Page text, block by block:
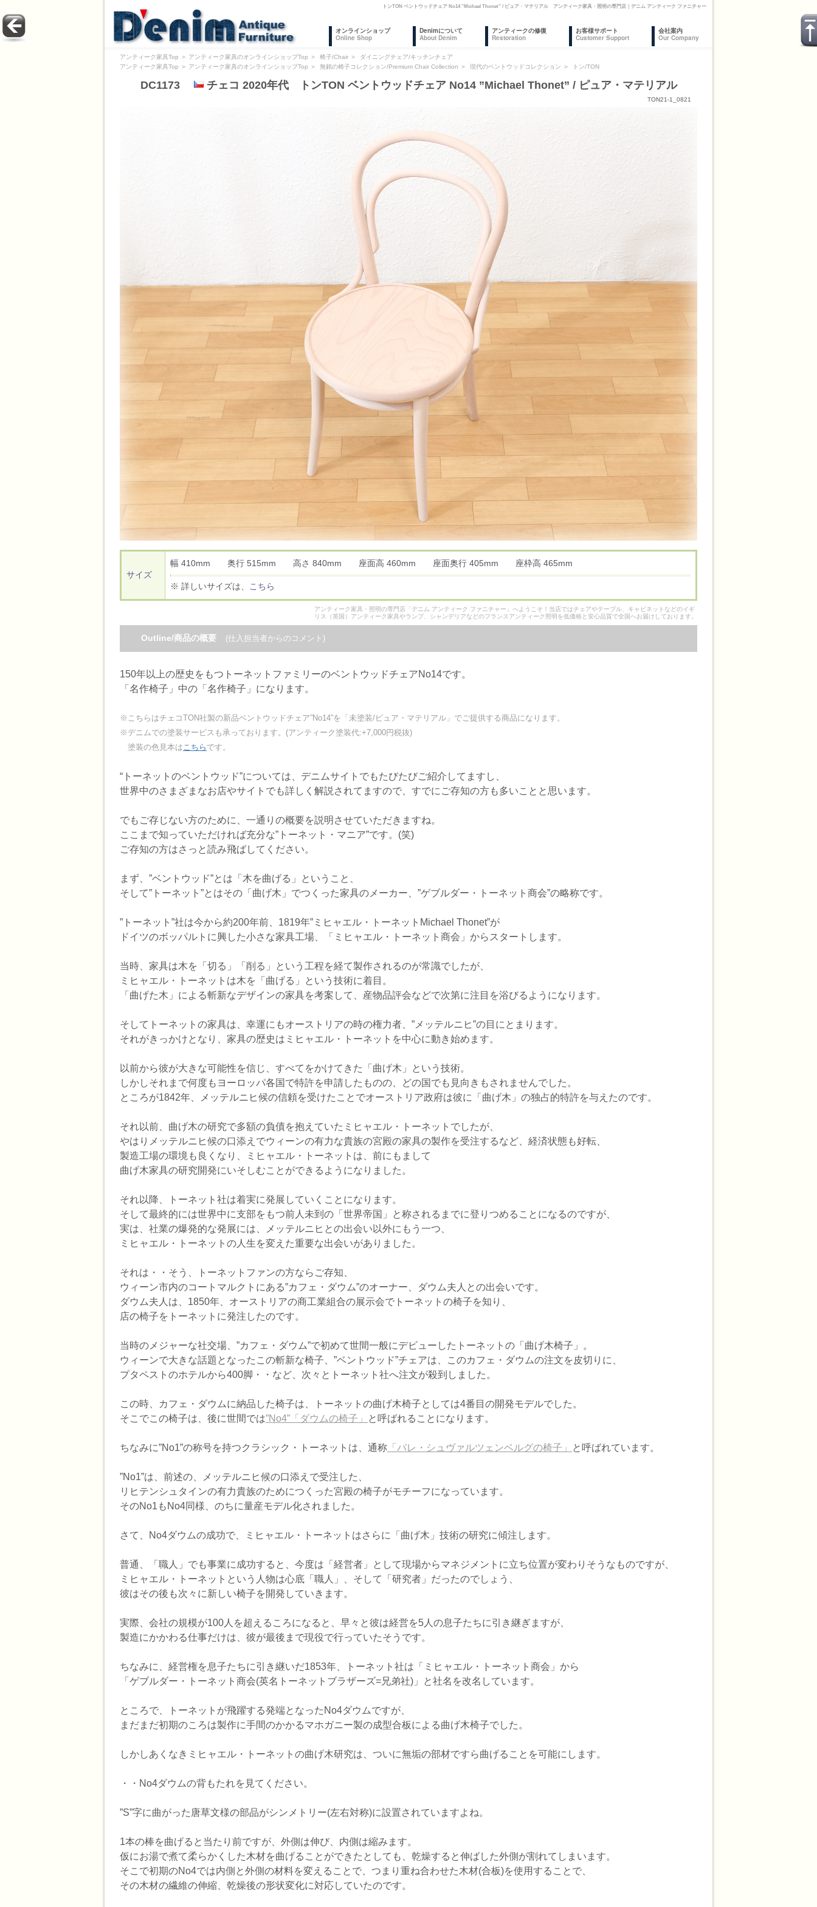
トンTON ベントウッドチェア No14 ”Michael Thonet” / ピュア・マテリアル アンティーク家具・照明の専門店｜デニム アンティーク ファニチャー
オンラインショップ
Online Shop
Denimについて
About Denim
アンティークの修復
Restoration
お客様サポート
Customer Support
会社案内
Our Company
アンティーク家具Top ＞ アンティーク家具のオンラインショップTop ＞ 椅子/Chair ＞
ダイニングチェア/キッチンチェア
アンティーク家具Top ＞ アンティーク家具のオンラインショップTop ＞ 無銘の椅子コレクション/Premium Chair Collection ＞ 現代のベントウッドコレクション ＞ トン/TON
DC1173 チェコ 2020年代 トンTON ベントウッドチェア No14 ”Michael Thonet” / ピュア・マテリアル
TON21-1_0821
サイズ
幅 410mm 奥行 515mm 高さ 840mm 座面高 460mm 座面奥行 405mm 座枠高 465mm
※ 詳しいサイズは、 こちら
アンティーク家具・照明の専門店「デニム アンティーク ファニチャー」へようこそ！当店ではチェアやテーブル、キャビネットなどのイギ
リス（英国）アンティーク家具やランプ、シャンデリアなどのフランスアンティーク照明を低価格と安心品質で全国へお届けしております。
Outline/商品の概要 (仕入担当者からのコメント)
150年以上の歴史をもつトーネットファミリーのベントウッドチェアNo14です。
「名作椅子」中の「名作椅子」になります。
※こちらはチェコTON社製の新品ベントウッドチェア”No14”を「未塗装/ピュア・マテリアル」でご提供する商品になります。
※デニムでの塗装サービスも承っております。(アンティーク塗装代:+7,000円税抜)
塗装の色見本はこちら です。
“トーネットのベントウッド”については、デニムサイトでもたびたびご紹介してますし、
世界中のさまざまなお店やサイトでも詳しく解説されてますので、すでにご存知の方も多いことと思います。
でもご存じない方のために、一通りの概要を説明させていただきますね。
ここまで知っていただければ充分な”トーネット・マニア”です。(笑)
ご存知の方はさっと読み飛ばしてください。
まず、”ベントウッド”とは「木を曲げる」ということ、
そして”トーネット”とはその「曲げ木」でつくった家具のメーカー、”ゲブルダー・トーネット商会”の略称です。
”トーネット”社は今から約200年前、1819年”ミヒャエル・トーネットMichael Thonet”が
ドイツのボッパルトに興した小さな家具工場、「ミヒャエル・トーネット商会」からスタートします。
当時、家具は木を「切る」「削る」という工程を経て製作されるのが常識でしたが、
ミヒャエル・トーネットは木を「曲げる」という技術に着目。
「曲げた木」による斬新なデザインの家具を考案して、産物品評会などで次第に注目を浴びるようになります。
そしてトーネットの家具は、幸運にもオーストリアの時の権力者、”メッテルニヒ”の目にとまります。
それがきっかけとなり、家具の歴史はミヒャエル・トーネットを中心に動き始めます。
以前から彼が大きな可能性を信じ、すべてをかけてきた「曲げ木」という技術。
しかしそれまで何度もヨーロッパ各国で特許を申請したものの、どの国でも見向きもされませんでした。
ところが1842年、メッテルニヒ候の信頼を受けたことでオーストリア政府は彼に「曲げ木」の独占的特許を与えたのです。
それ以前、曲げ木の研究で多額の負債を抱えていたミヒャエル・トーネットでしたが、
やはりメッテルニヒ候の口添えでウィーンの有力な貴族の宮殿の家具の製作を受注するなど、経済状態も好転、
製造工場の環境も良くなり、ミヒャエル・トーネットは、前にもまして
曲げ木家具の研究開発にいそしむことができるようになりました。
それ以降、トーネット社は着実に発展していくことになります。
そして最終的には世界中に支部をもつ前人未到の「世界帝国」と称されるまでに登りつめることになるのですが、
実は、社業の爆発的な発展には、メッテルニヒとの出会い以外にもう一つ、
ミヒャエル・トーネットの人生を変えた重要な出会いがありました。
それは・・そう、トーネットファンの方ならご存知、
ウィーン市内のコートマルクトにある”カフェ・ダウム”のオーナー、ダウム夫人との出会いです。
ダウム夫人は、1850年、オーストリアの商工業組合の展示会でトーネットの椅子を知り、
店の椅子をトーネットに発注したのです。
当時のメジャーな社交場、”カフェ・ダウム”で初めて世間一般にデビューしたトーネットの「曲げ木椅子」。
ウィーンで大きな話題となったこの斬新な椅子、”ベントウッド”チェアは、このカフェ・ダウムの注文を皮切りに、
プタペストのホテルから400脚・・など、次々とトーネット社へ注文が殺到しました。
この時、カフェ・ダウムに納品した椅子は、トーネットの曲げ木椅子としては4番目の開発モデルでした。
そこでこの椅子は、後に世間では”No4”「ダウムの椅子」 と呼ばれることになります。
ちなみに”No1”の称号を持つクラシック・トーネットは、通称 「パレ・シュヴァルツェンベルグの椅子」 と呼ばれています。
”No1”は、前述の、メッテルニヒ候の口添えで受注した、
リヒテンシュタインの有力貴族のためにつくった宮殿の椅子がモチーフになっています。
そのNo1もNo4同様、のちに量産モデル化されました。
さて、No4ダウムの成功で、ミヒャエル・トーネットはさらに「曲げ木」技術の研究に傾注します。
普通、「職人」でも事業に成功すると、今度は「経営者」として現場からマネジメントに立ち位置が変わりそうなものですが、
ミヒャエル・トーネットという人物は心底「職人」、そして「研究者」だったのでしょう、
彼はその後も次々に新しい椅子を開発していきます。
実際、会社の規模が100人を超えるころになると、早々と彼は経営を5人の息子たちに引き継ぎますが、
製造にかかわる仕事だけは、彼が最後まで現役で行っていたそうです。
ちなみに、経営権を息子たちに引き継いだ1853年、トーネット社は「ミヒャエル・トーネット商会」から
「ゲブルダー・トーネット商会(英名トーネットブラザーズ=兄弟社)」と社名を改名しています。
ところで、トーネットが飛躍する発端となったNo4ダウムですが、
まだまだ初期のころは製作に手間のかかるマホガニー製の成型合板による曲げ木椅子でした。
しかしあくなきミヒャエル・トーネットの曲げ木研究は、ついに無垢の部材ですら曲げることを可能にします。
・・No4ダウムの背もたれを見てください。
”S”字に曲がった唐草文様の部品がシンメトリー(左右対称)に設置されていますよね。
1本の棒を曲げると当たり前ですが、外側は伸び、内側は縮みます。
仮にお湯で煮て柔らかくした木材を曲げることができたとしても、乾燥すると伸ばした外側が割れてしまいます。
そこで初期のNo4では内側と外側の材料を変えることで、つまり重ね合わせた木材(合板)を使用することで、
その木材の繊維の伸縮、乾燥後の形状変化に対応していたのです。